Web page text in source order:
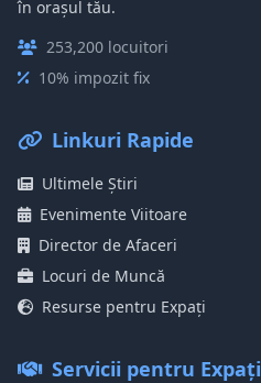
în orașul tău.
253,200 locuitori
10% impozit fix
Linkuri Rapide
Ultimele Știri
Evenimente Viitoare
Director de Afaceri
Locuri de Muncă
Resurse pentru Expați
Servicii pentru Expați